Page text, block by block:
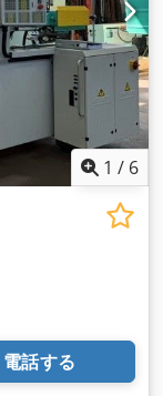
1 / 6
電話する